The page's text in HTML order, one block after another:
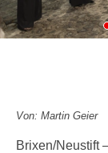
Von: Martin Geier
Brixen/Neustift